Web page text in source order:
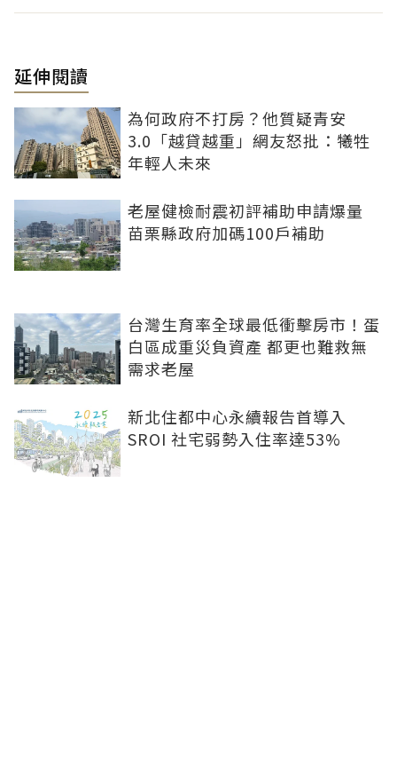
延伸閱讀
為何政府不打房？他質疑青安
3.0「越貸越重」網友怒批：犧牲
年輕人未來
老屋健檢耐震初評補助申請爆量
苗栗縣政府加碼100戶補助
台灣生育率全球最低衝擊房市！蛋
白區成重災負資產 都更也難救無
需求老屋
新北住都中心永續報告首導入
SROI 社宅弱勢入住率達53%